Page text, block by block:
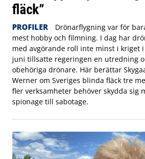
fläck”
PROFILER
Drönarflygning var för
mest hobby och filmning. I dag har
med avgörande roll inte minst i kriget
juni tillsatte regeringen en utredning
obehöriga drönare. Här berättar
Werner om Sveriges blinda fläck tre
fler verksamheter behöver skydda sig
spionage till sabotage.